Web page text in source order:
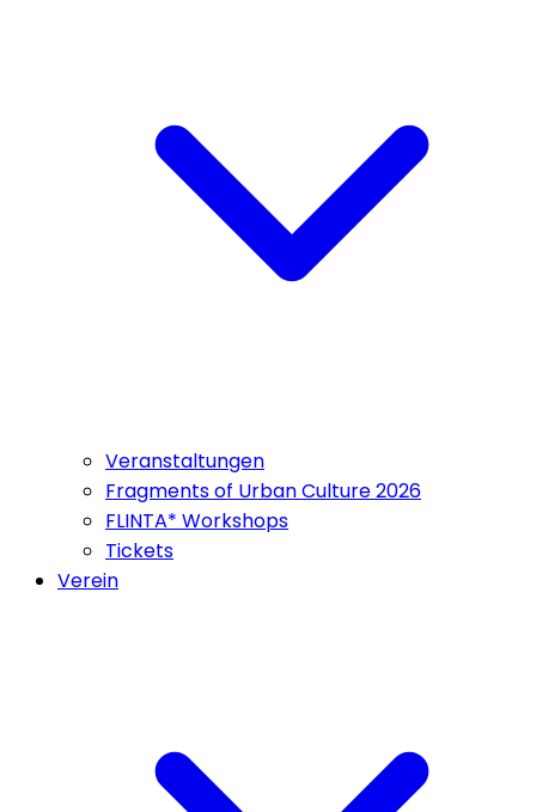
Veranstaltungen
Fragments of Urban Culture 2026
FLINTA* Workshops
Tickets
Verein